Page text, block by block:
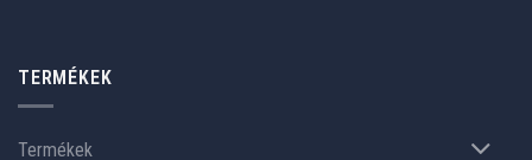
TERMÉKEK
Termékek